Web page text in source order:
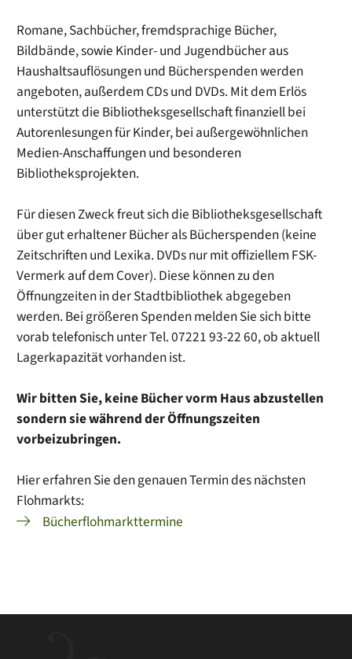
Romane, Sachbücher, fremdsprachige Bücher,
Bildbände, sowie Kinder- und Jugendbücher aus
Haushaltsauflösungen und Bücherspenden werden
angeboten, außerdem CDs und DVDs. Mit dem Erlös
unterstützt die Bibliotheksgesellschaft finanziell bei
Autorenlesungen für Kinder, bei außergewöhnlichen
Medien-Anschaffungen und besonderen
Bibliotheksprojekten.
Für diesen Zweck freut sich die Bibliotheksgesellschaft
über gut erhaltener Bücher als Bücherspenden (keine
Zeitschriften und Lexika. DVDs nur mit offiziellem FSK-
Vermerk auf dem Cover). Diese können zu den
Öffnungzeiten in der Stadtbibliothek abgegeben
werden. Bei größeren Spenden melden Sie sich bitte
vorab telefonisch unter Tel. 07221 93-22 60, ob aktuell
Lagerkapazität vorhanden ist.
Wir bitten Sie, keine Bücher vorm Haus abzustellen
sondern sie während der Öffnungszeiten
vorbeizubringen.
Hier erfahren Sie den genauen Termin des nächsten
Flohmarkts:
Bücherflohmarkttermine